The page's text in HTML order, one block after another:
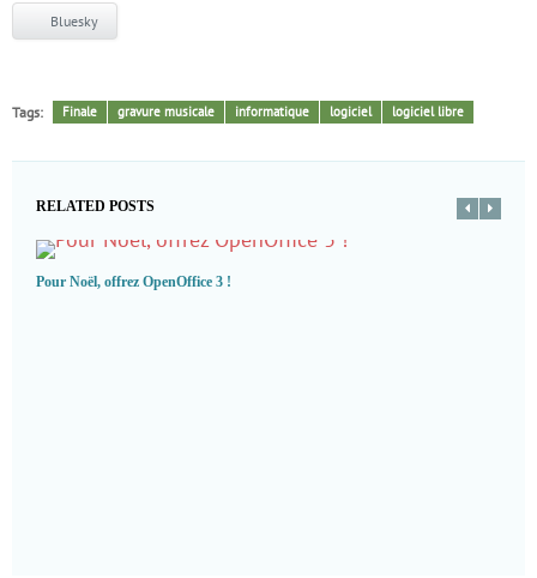
Bluesky
Tags: Finale gravure musicale informatique logiciel logiciel libre
RELATED POSTS
Pour Noël, offrez OpenOffice 3 !